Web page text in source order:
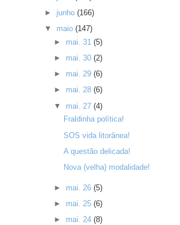
► junho(166)
▼ maio(147)
► mai. 31 (5)
► mai. 30 (2)
► mai. 29 (6)
► mai. 28 (6)
▼ mai. 27 (4)
Fraldinha política!
SOS vida litorânea!
A questão delicada!
Nova (velha) modalidade!
► mai. 26 (5)
► mai. 25 (6)
► mai. 24 (8)